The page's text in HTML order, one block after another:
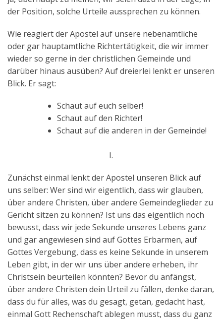
der Position, solche Urteile aussprechen zu können.
Wie reagiert der Apostel auf unsere nebenamtliche
oder gar hauptamtliche Richtertätigkeit, die wir immer
wieder so gerne in der christlichen Gemeinde und
darüber hinaus ausüben? Auf dreierlei lenkt er unseren
Blick. Er sagt:
Schaut auf euch selber!
Schaut auf den Richter!
Schaut auf die anderen in der Gemeinde!
I.
Zunächst einmal lenkt der Apostel unseren Blick auf
uns selber: Wer sind wir eigentlich, dass wir glauben,
über andere Christen, über andere Gemeindeglieder zu
Gericht sitzen zu können? Ist uns das eigentlich noch
bewusst, dass wir jede Sekunde unseres Lebens ganz
und gar angewiesen sind auf Gottes Erbarmen, auf
Gottes Vergebung, dass es keine Sekunde in unserem
Leben gibt, in der wir uns über andere erheben, ihr
Christsein beurteilen könnten? Bevor du anfängst,
über andere Christen dein Urteil zu fällen, denke daran,
dass du für alles, was du gesagt, getan, gedacht hast,
einmal Gott Rechenschaft ablegen musst, dass du ganz